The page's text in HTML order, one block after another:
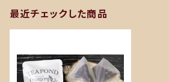
最近チェックした商品